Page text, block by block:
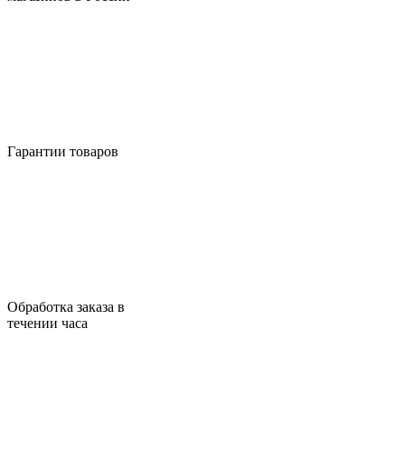
Гарантии товаров
Обработка заказа в
течении часа